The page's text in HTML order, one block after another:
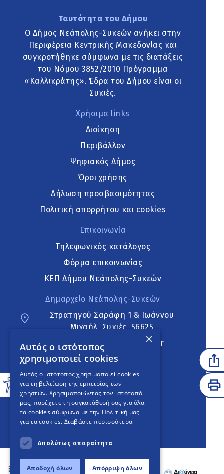
Ταυτότητα του Δήμου
Ο Δήμος Νεάπολης-Συκεών ανήκει στην
Περιφέρεια Κεντρικής Μακεδονίας και
συγκροτήθηκε σύμφωνα με τις διατάξεις
του Νόμου 3852/2010 Πρόγραμμα
«Καλλικράτης». Έδρα του Δήμου είναι οι
Συκιές.
Χρήσιμα links
Διοίκηση
Περιβάλλον
Ψηφιακός Δήμος
Όροι χρήσης
Δήλωση προσβασιμότητας
Πολιτική απορρήτου και cookies
Επικοινωνία
Τηλεφωνικός κατάλογος
Φόρμα επικοινωνίας
ΚΕΠ Δήμου Νεάπολης-Συκεών
Δημαρχείο Νεάπολης-Συκεών
Στρατηγού Σαράφη 1 & Ιωάννου
Μιχαήλ, Συκιές, 56625
neapoli.sykies@ddt.gov.gr
Ακολουθήστε
English Version
An project
×
Αυτός ο ιστότοπος
χρησιμοποιεί cookies
Αυτός ο ιστότοπος χρησιμοποιεί cookies
για τη βελτίωση της εμπειρίας των
χρηστών. Χρησιμοποιώντας τον ιστότοπό
μας, παρέχετε τη συγκατάθεσή σας για όλα
τα cookies σύμφωνα με την Πολιτική μας
για τα cookies. Διαβάστε περισσότερα
Απολύτως απαραίτητα
Αποδοχή όλων Απόρριψη όλων